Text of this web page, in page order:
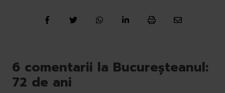
6 comentarii la Bucureșteanul:
72 de ani